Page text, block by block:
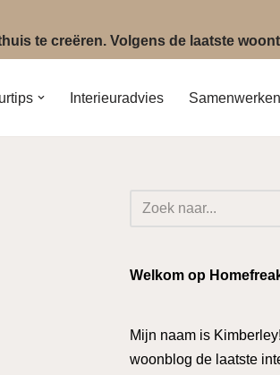
te creëren. Volgens de laatste
Interieuradvies Samenwerken
Welkom op
Mijn naam is
woonblog de laatste